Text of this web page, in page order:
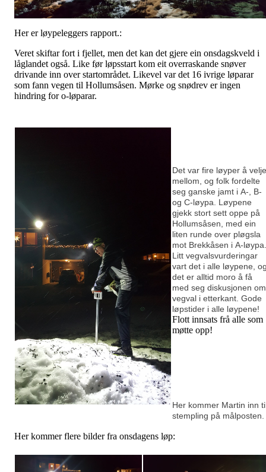
Her er løypeleggers rapport.:
Veret skiftar fort i fjellet, men det kan det gjere ein onsdagskveld i
låglandet også. Like før løpsstart kom eit overraskande snøver
drivande inn over startområdet. Likevel var det 16 ivrige løparar
som fann vegen til Hollumsåsen. Mørke og snødrev er ingen
hindring for o-løparar.
Det var fire løyper å velje
mellom, og folk fordelte
seg ganske jamt i A-, B-
og C-løypa. Løypene
gjekk stort sett oppe på
Hollumsåsen, med ein
liten runde over pløgsla
mot Brekkåsen i A-løypa.
Litt vegvalsvurderingar
vart det i alle løypene,
det er alltid moro å få
med seg diskusjonen om
vegval i etterkant. Gode
løpstider i alle løypene!
Flott innsats frå alle som
møtte opp!
Her kommer Martin inn
stempling på målposten.
Her kommer flere bilder fra onsdagens løp: